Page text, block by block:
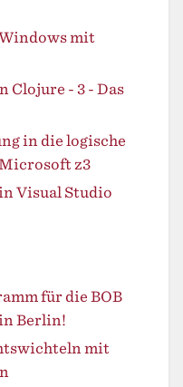
mit
Clojure - 3 - Das
in die logische
z3
Visual Studio
für die BOB
Berlin!
mit